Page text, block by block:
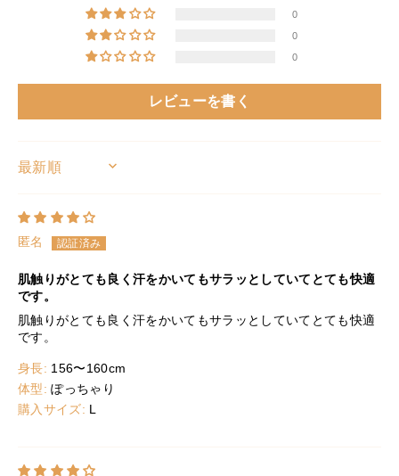
▶ 生地の紹介動画はこちら
0
0
0
レビューを書く
SORT BY
匿名
肌触りがとても良く汗をかいてもサラッとしていてとても快適
です。
肌触りがとても良く汗をかいてもサラッとしていてとても快適
です。
身長: 156〜160cm
体型: ぽっちゃり
購入サイズ: